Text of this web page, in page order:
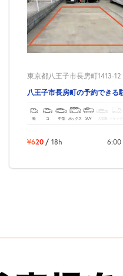
東京都八王子市長房町1413-12
八王子市長房町の予約できる
軽 コ 中型 ボックス SUV トラック
¥620 / 18h 6:00